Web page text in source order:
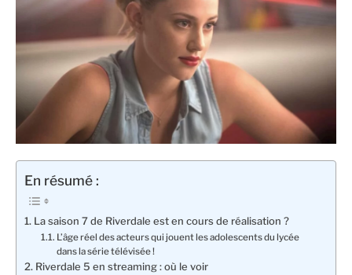
En résumé :
La saison 7 de Riverdale est en cours de réalisation ?
L’âge réel des acteurs qui jouent les adolescents du lycée
dans la série télévisée !
Riverdale 5 en streaming : où le voir